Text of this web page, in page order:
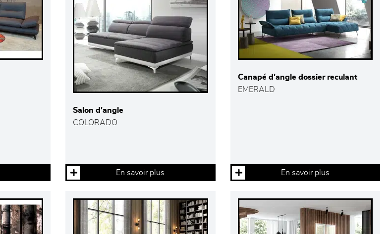
Salon d'angle
COLORADO
En savoir plus
Canapé d'angle dossier reculant
EMERALD
En savoir plus